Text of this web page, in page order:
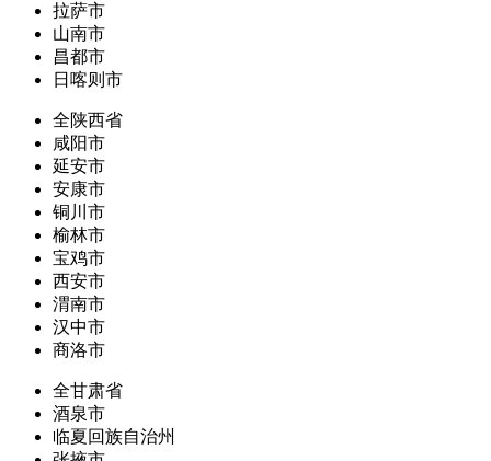
拉萨市
山南市
昌都市
日喀则市
全陕西省
咸阳市
延安市
安康市
铜川市
榆林市
宝鸡市
西安市
渭南市
汉中市
商洛市
全甘肃省
酒泉市
临夏回族自治州